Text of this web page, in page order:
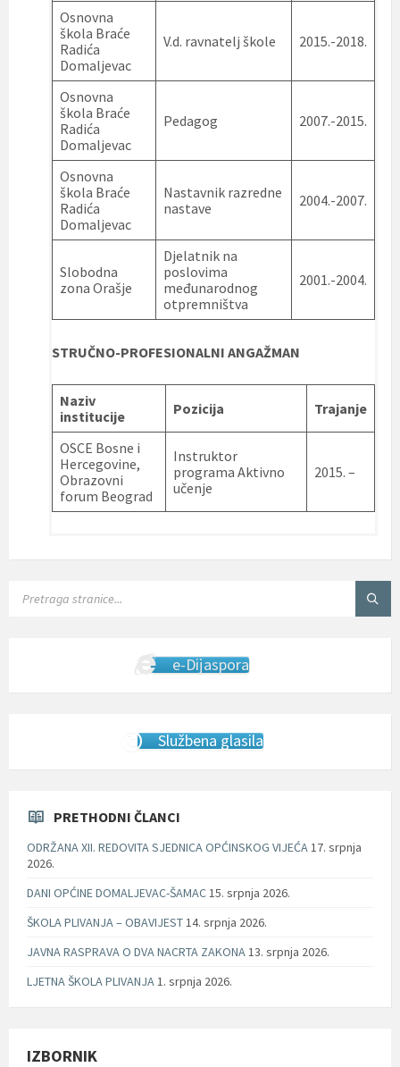
Osnovna
škola Braće
Radića
Domaljevac
V.d. ravnatelj škole 2015.-2018.
Osnovna
škola Braće
Radića
Domaljevac
Pedagog 2007.-2015.
Osnovna
škola Braće
Radića
Domaljevac
Nastavnik razredne
nastave
2004.-2007.
Slobodna
zona Orašje
Djelatnik na
poslovima
međunarodnog
otpremništva
2001.-2004.
STRUČNO-PROFESIONALNI ANGAŽMAN
Naziv
institucije
Pozicija Trajanje
OSCE Bosne i
Hercegovine,
Obrazovni
forum Beograd
Instruktor
programa Aktivno
učenje
2015. –
e-Dijaspora
Službena glasila
PRETHODNI ČLANCI
ODRŽANA XII. REDOVITA SJEDNICA OPĆINSKOG VIJEĆA17. srpnja
2026.
DANI OPĆINE DOMALJEVAC-ŠAMAC15. srpnja 2026.
ŠKOLA PLIVANJA – OBAVIJEST14. srpnja 2026.
JAVNA RASPRAVA O DVA NACRTA ZAKONA13. srpnja 2026.
LJETNA ŠKOLA PLIVANJA1. srpnja 2026.
IZBORNIK